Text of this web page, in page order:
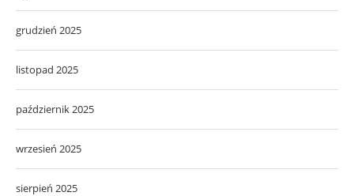
grudzień 2025
listopad 2025
październik 2025
wrzesień 2025
sierpień 2025